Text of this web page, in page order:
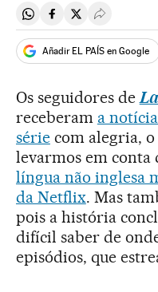
Compartir en Whatsapp
Compartir en
Compartir en
Desplegar
Añadir EL PAÍS en Google
Os seguidores de
receberam a
sériecom alegria, o
levarmos em conta
língua não inglesa
da Netflix. Mas
pois a história
difícil saber de
episódios, que